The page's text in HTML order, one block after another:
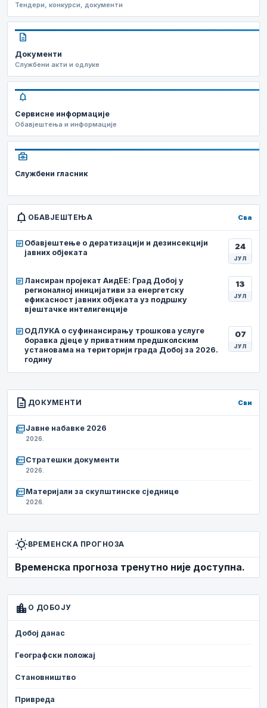
Тендери, конкурси, документи
description
Документи
Службени акти и одлуке
notifications
Сервисне информације
Обавјештења и информације
business_center
Службени гласник
notifications ОБАВЈЕШТЕЊА Сва
article Обавјештење о дератизацији и дезинсекцији
јавних објеката
24
ЈУЛ
article Лансиран пројекат АидЕЕ: Град Добој у
регионалној иницијативи за енергетску
ефикасност јавних објеката уз подршку
вјештачке интелигенције
13
ЈУЛ
article ОДЛУКА о суфинансирању трошкова услуге
боравка дјеце у приватним предшколским
установама на територији града Добој за 2026.
годину
07
ЈУЛ
description ДОКУМЕНТИ Сви
picture_as_pdfЈавне набавке 2026
2026.
picture_as_pdfСтратешки документи
2026.
picture_as_pdfМатеријали за скупштинске сједнице
2026.
wb_sunnyВРЕМЕНСКА ПРОГНОЗА
Временска прогноза тренутно није доступна.
location_city О ДОБОЈУ
Добој данас
Географски положај
Становништво
Привреда